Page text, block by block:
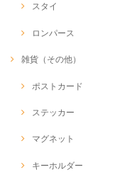
スタイ
ロンパース
雑貨（その他）
ポストカード
ステッカー
マグネット
キーホルダー